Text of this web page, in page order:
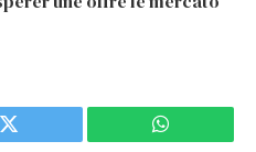
Twitter WhatsApp